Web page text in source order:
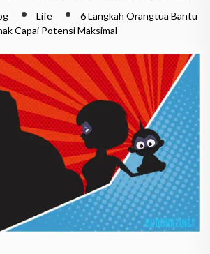
Life
6 Langkah Orangtua Bantu
Capai Potensi Maksimal